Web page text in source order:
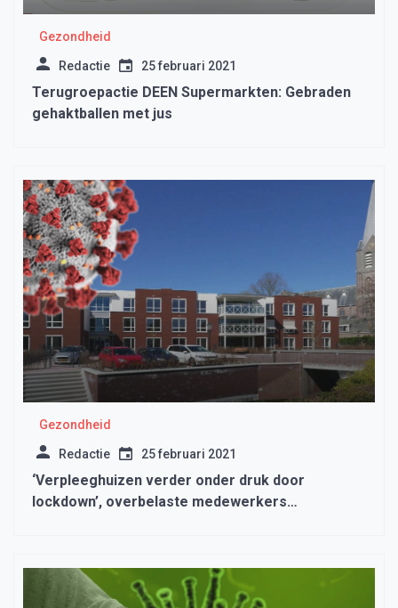
Gezondheid
Redactie 25 februari 2021
Terugroepactie DEEN Supermarkten: Gebraden
gehaktballen met jus
Gezondheid
Redactie 25 februari 2021
‘Verpleeghuizen verder onder druk door
lockdown’, overbelaste medewerkers